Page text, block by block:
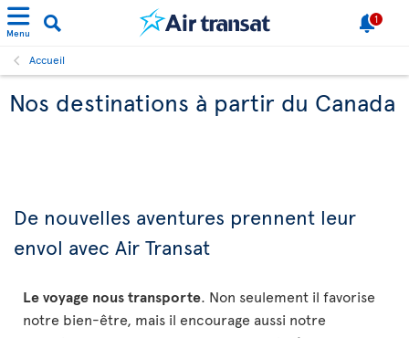
Menu
1
Accueil
Nos destinations à partir du Canada
De nouvelles aventures prennent leur
envol avec Air Transat
Le voyage nous transporte. Non seulement il favorise
notre bien-être, mais il encourage aussi notre